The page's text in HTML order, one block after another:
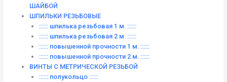
ШАЙБОЙ
ШПИЛЬКИ РЕЗЬБОВЫЕ
:::::: шпилька резьбовая 1 м. ::::::
:::::: шпилька резьбовая 2 м. ::::::
:::::: повышенной прочности 1 м. ::::::
:::::: повышенной прочности 2 м. ::::::
ВИНТЫ C МЕТРИЧЕСКОЙ РЕЗЬБОЙ
:::::: полукольцо ::::::